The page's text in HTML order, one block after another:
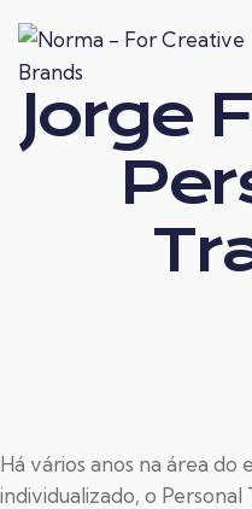
Jorge
Há vários anos na área do
individualizado, o Personal